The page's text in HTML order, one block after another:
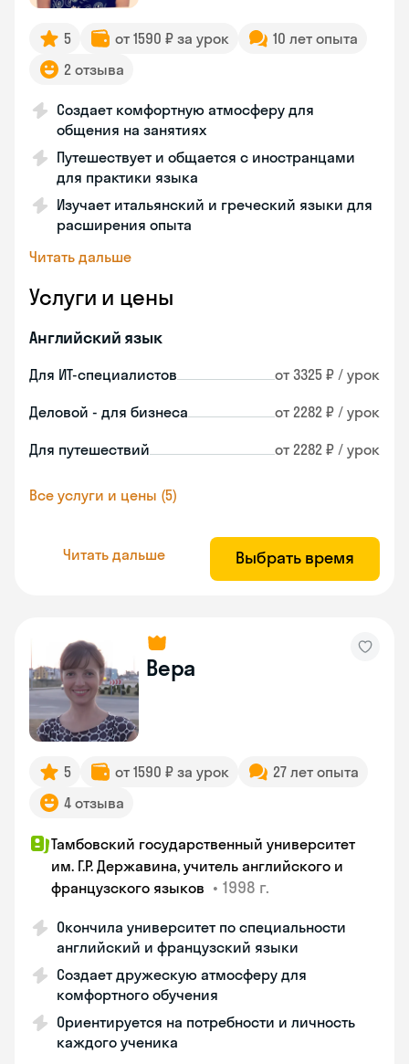
5 от 1590 ₽ за урок
10 лет опыта
2 отзыва
Создает комфортную атмосферу для
общения на занятиях
Путешествует и общается с иностранцами
для практики языка
Изучает итальянский и греческий языки для
расширения опыта
Читать дальше
Услуги и цены
Английский язык
Для ИТ-специалистов от 3325 ₽ / урок
Деловой - для бизнеса от 2282 ₽ / урок
Для путешествий от 2282 ₽ / урок
Все услуги и цены (5)
Читать дальше Выбрать время
Вера
5 от 1590 ₽ за урок
27 лет опыта
4 отзыва
Тамбовский государственный университет
им. Г.Р. Державина, учитель английского и
французского языков • 1998 г.
Окончила университет по специальности
английский и французский языки
Создает дружескую атмосферу для
комфортного обучения
Ориентируется на потребности и личность
каждого ученика